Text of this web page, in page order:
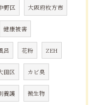
野区 大阪府枚方市
健康被害
呂 花粉 ZEH
田区 カビ臭
養護 微生物